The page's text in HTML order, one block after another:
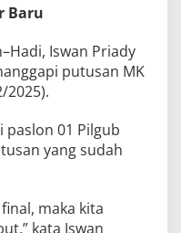
Baru
Iswan Priady
putusan MK
2025).
paslon 01 Pilgub
yang sudah
maka kita
kata Iswan